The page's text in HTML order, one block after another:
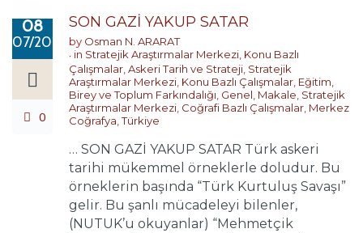
08
07/2026
0
SON GAZİ YAKUP SATAR
by Osman N. ARARAT
in Stratejik Araştırmalar Merkezi, Konu Bazlı
Çalışmalar,Askeri Tarih ve Strateji, Stratejik
Araştırmalar Merkezi, Konu Bazlı Çalışmalar, Eğitim,
Birey ve Toplum Farkındalığı, Genel, Makale, Stratejik
Araştırmalar Merkezi, Coğrafi Bazlı Çalışmalar, Merkez
Coğrafya,Türkiye
… SON GAZİ YAKUP SATAR Türk askeri
tarihi mükemmel örneklerle doludur. Bu
örneklerin başında “Türk Kurtuluş Savaşı”
gelir. Bu şanlı mücadeleyi bilenler,
(NUTUK’u okuyanlar) “Mehmetçik